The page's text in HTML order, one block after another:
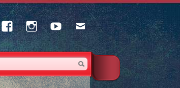
Facebook InstagramYoutube Email